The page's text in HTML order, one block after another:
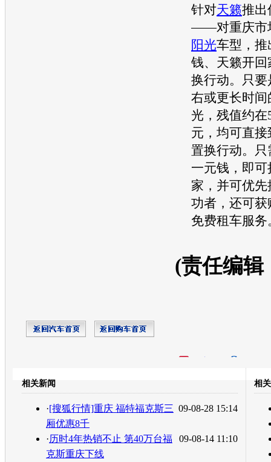
针对天籁推出
——对重庆市
阳光车型 ，
钱、 天籁开回
换行动。只
右或更长时间
光 ，残值约
元，均可直
置换行动。
一元钱，即可
家，并可优
功者，还可
免费租车服务
(责任编辑
转发至：
相关新闻
09-08-28 15:14
·[搜狐行情]重庆 福特福克斯三
厢优惠8千
09-08-14 11:10
·历时4年热销不止 第40万台福
克斯重庆下线
相